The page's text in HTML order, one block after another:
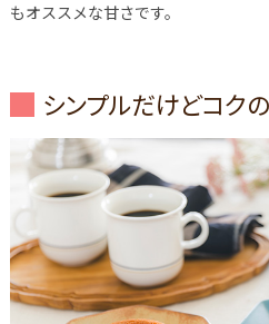
もオススメな甘さです。
シンプルだけどコク